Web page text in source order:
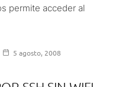
permite acceder al
5 agosto, 2008